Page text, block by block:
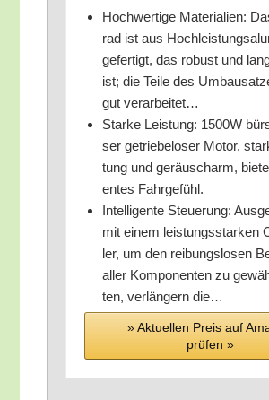
Hoch­wer­ti­ge Mate­ria­li­en:
rad ist aus
gefer­tigt, das robust und
ist; die Tei­le des
gut verarbeitet…
Star­ke Leis­tung: 1500W
ser getrie­belo­ser Motor,
tung und geräusch­arm,
en­tes Fahrgefühl.
Intel­li­gen­te Steue­rung:
mit einem leis­tungs­star­ken
ler, um den rei­bungs­lo­sen
aller Kom­po­nen­ten zu
ten, ver­län­gern die…
» Aktu­el­len Preis auf
prü­fen »